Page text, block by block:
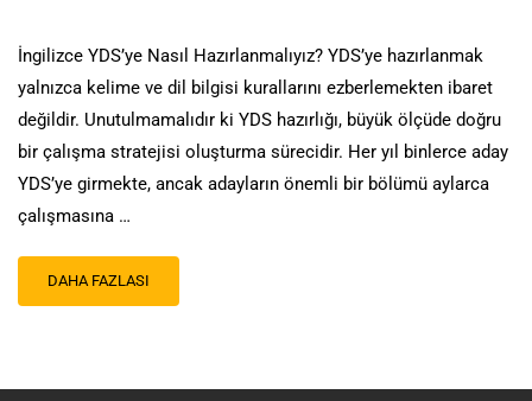
İngilizce YDS’ye Nasıl Hazırlanmalıyız? YDS’ye hazırlanmak
yalnızca kelime ve dil bilgisi kurallarını ezberlemekten ibaret
değildir. Unutulmamalıdır ki YDS hazırlığı, büyük ölçüde doğru
bir çalışma stratejisi oluşturma sürecidir. Her yıl binlerce aday
YDS’ye girmekte, ancak adayların önemli bir bölümü aylarca
çalışmasına …
DAHA FAZLASI